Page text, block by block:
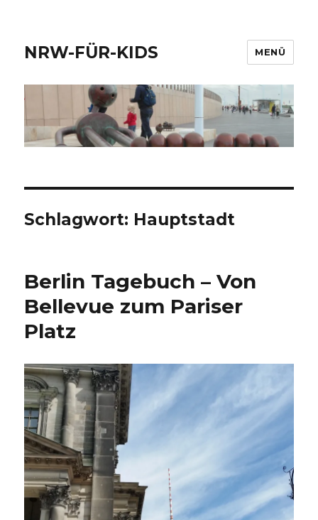
NRW-FÜR-KIDS MENÜ
Schlagwort: Hauptstadt
Berlin Tagebuch – Von
Bellevue zum Pariser
Platz